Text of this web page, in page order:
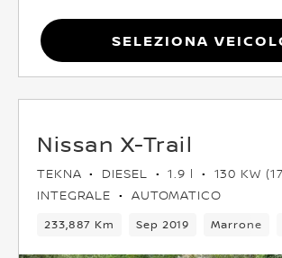
Seleziona
Nissan X-Trail
TEKNA DIESEL 1.9 l
130 KW
INTEGRALE
AUTOMATICO
233,887 Km Sep 2019 Marrone